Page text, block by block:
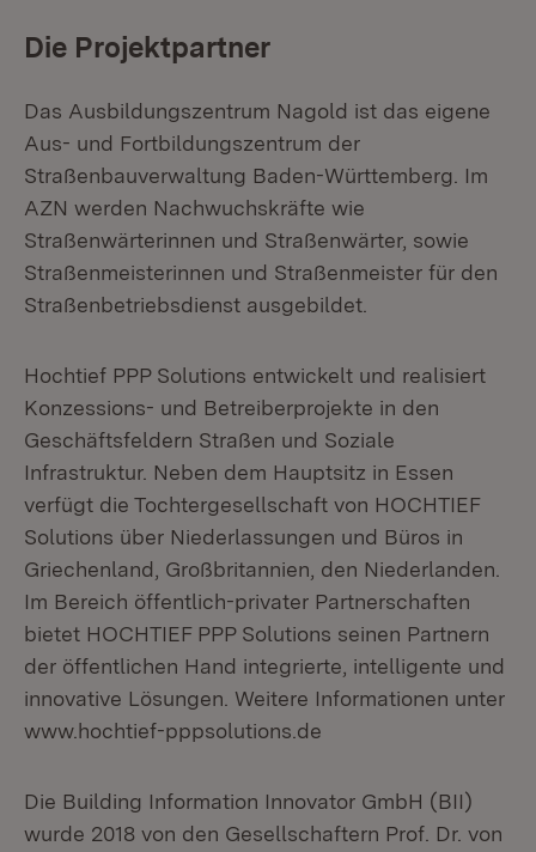
Die Projektpartner
Das Ausbildungszentrum Nagold ist das eigene
Aus- und Fortbildungszentrum der
Straßenbauverwaltung Baden-Württemberg. Im
AZN werden Nachwuchskräfte wie
Straßenwärterinnen und Straßenwärter, sowie
Straßenmeisterinnen und Straßenmeister für den
Straßenbetriebsdienst ausgebildet.
Hochtief PPP Solutions entwickelt und realisiert
Konzessions- und Betreiberprojekte in den
Geschäftsfeldern Straßen und Soziale
Infrastruktur. Neben dem Hauptsitz in Essen
verfügt die Tochtergesellschaft von HOCHTIEF
Solutions über Niederlassungen und Büros in
Griechenland, Großbritannien, den Niederlanden.
Im Bereich öffentlich-privater Partnerschaften
bietet HOCHTIEF PPP Solutions seinen Partnern
der öffentlichen Hand integrierte, intelligente und
innovative Lösungen. Weitere Informationen unter
www.hochtief-pppsolutions.de
Die Building Information Innovator GmbH (BII)
wurde 2018 von den Gesellschaftern Prof. Dr. von